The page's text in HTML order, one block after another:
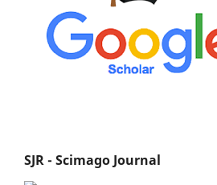
SJR - Scimago Journal